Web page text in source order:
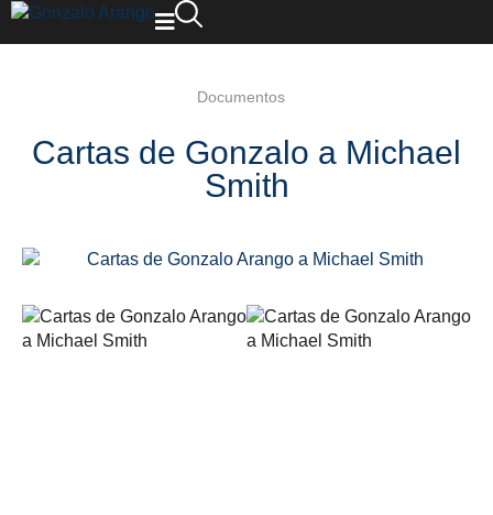
Documentos
Cartas de Gonzalo a Michael
Smith